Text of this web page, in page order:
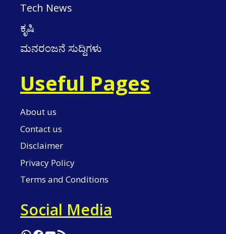
Tech News
ಕೃಷಿ
ಮನರಂಜನೆ ಸುದ್ದಿಗಳು
Useful Pages
About us
Contact us
Disclaimer
Privacy Policy
Terms and Conditions
Social Media